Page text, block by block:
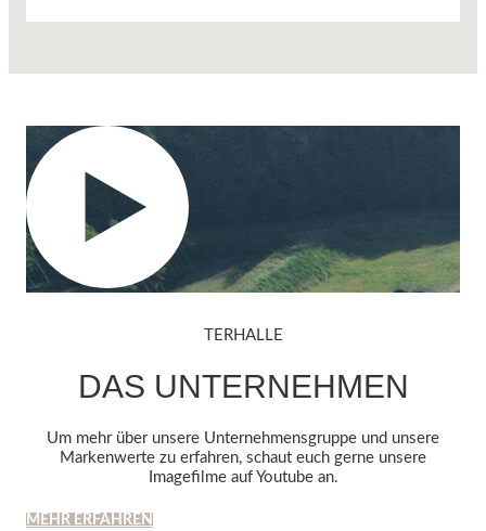
TERHALLE
DAS UNTERNEHMEN
Um mehr über unsere Unternehmensgruppe und unsere
Markenwerte zu erfahren, schaut euch gerne unsere
Imagefilme auf Youtube an.
MEHR ERFAHREN